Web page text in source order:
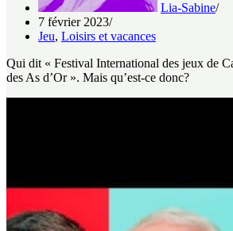
Lia-Sabine
7 février 2023
Jeu, Loisirs et vacances
Qui dit « Festival International des jeux de
des As d’Or ». Mais qu’est-ce donc?